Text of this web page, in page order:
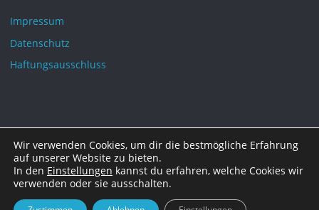
Impressum
Datenschutz
Haftungsausschluss
©2021 DAGOT e.V.
Wir verwenden Cookies, um dir die bestmögliche Erfahrung
auf unserer Website zu bieten.
In den Einstellungen kannst du erfahren, welche Cookies wir
verwenden oder sie ausschalten.